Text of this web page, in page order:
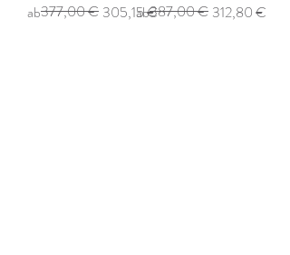
ab
Standardpreis
377,00 € 305,15 €
Sale-Preis
ab
Standardpreis
387,00 € 312,80 €
Sale-Preis